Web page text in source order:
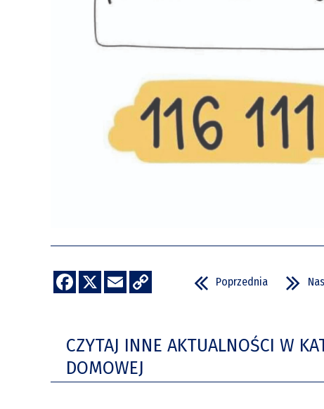
Poprzednia
CZYTAJ INNE AKTUALNOŚCI W
DOMOWEJ